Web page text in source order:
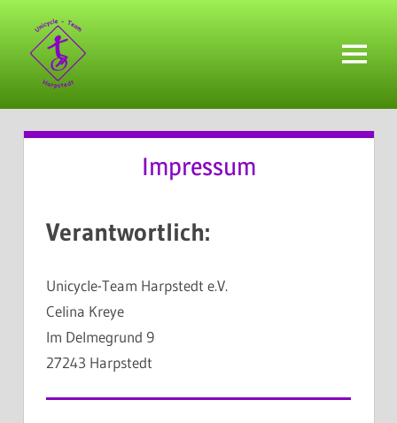
springen
Menü
Impressum
Verantwortlich:
Unicycle-Team Harpstedt e.V.
Celina Kreye
Im Delmegrund 9
27243 Harpstedt